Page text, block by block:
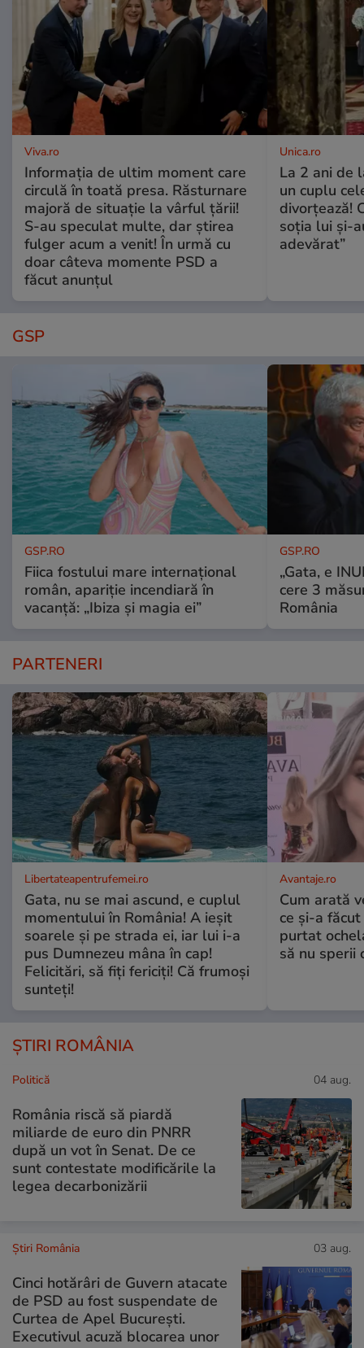
Viva.ro
Informația de ultim moment care
circulă în toată presa. Răsturnare
majoră de situație la vârful țării!
S-au speculat multe, dar știrea
fulger acum a venit! În urmă cu
doar câteva momente PSD a
făcut anunțul
Unica.ro
La 2 ani de
un cuplu
divorțează!
soția lui și-
adevărat”
GSP
GSP.RO
Fiica fostului mare internațional
român, apariție incendiară în
vacanță: „Ibiza și magia ei”
GSP.RO
„Gata, e
cere 3
România
PARTENERI
Libertateapentrufemei.ro
Gata, nu se mai ascund, e cuplul
momentului în România! A ieșit
soarele și pe strada ei, iar lui i-a
pus Dumnezeu mâna în cap!
Felicitări, să fiți fericiți! Că frumoși
sunteți!
Avantaje.ro
Cum arată
ce și-a
purtat
să nu sperii
ȘTIRI ROMÂNIA
Politică 04 aug.
România riscă să piardă
miliarde de euro din PNRR
după un vot în Senat. De ce
sunt contestate modificările la
legea decarbonizării
Știri România 03 aug.
Cinci hotărâri de Guvern atacate
de PSD au fost suspendate de
Curtea de Apel București.
Executivul acuză blocarea unor